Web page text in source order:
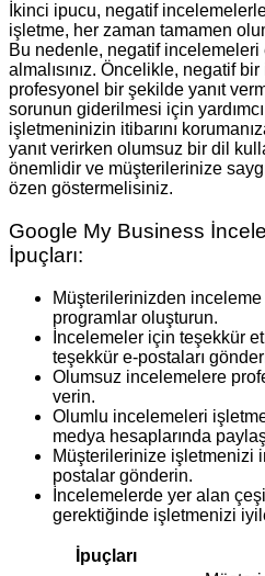
İkinci ipucu, negatif
işletme, her zaman tamamen
Bu nedenle, negatif
almalısınız. Öncelikle, negatif
profesyonel bir şekilde yanıt
sorunun giderilmesi için
işletmeninizin itibarını
yanıt verirken olumsuz bir dil
önemlidir ve müşterilerinize
özen göstermelisiniz.
Google My Business
İpuçları:
Müşterilerinizden inceleme
programlar oluşturun.
İncelemeler için teşekkür
teşekkür e-postaları
Olumsuz incelemelere
verin.
Olumlu incelemeleri
medya hesaplarında
Müşterilerinize işletmenizi
postalar gönderin.
İncelemelerde yer alan
gerektiğinde işletmenizi
İpuçları